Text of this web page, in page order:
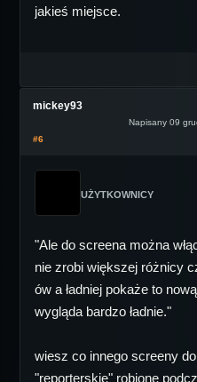
jakieś miejsce.
mickey93
Napisany 09
#6
UŻYTKOWNICY
"Ale do screena można
nie zrobi większej różnicy
ów a ładniej pokaże to
wygląda bardzo ładnie."
wiesz co innego screeny
"reporterskie" robione